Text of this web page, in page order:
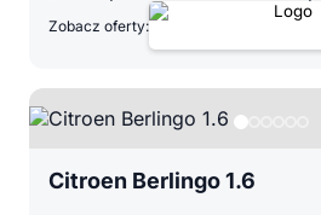
Zobacz oferty:
Citroen Berlingo 1.6